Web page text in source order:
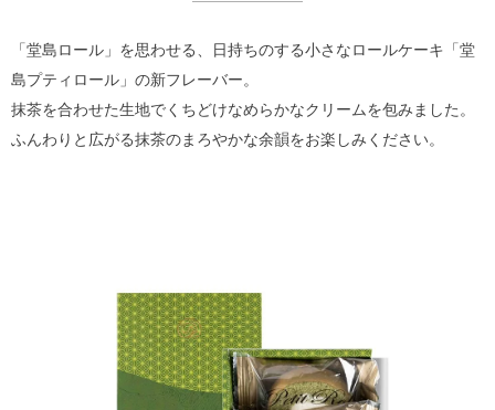
「堂島ロール」を思わせる、日持ちのする小さなロールケーキ「堂
島プティロール」の新フレーバー。
抹茶を合わせた生地でくちどけなめらかなクリームを包みました。
ふんわりと広がる抹茶のまろやかな余韻をお楽しみください。